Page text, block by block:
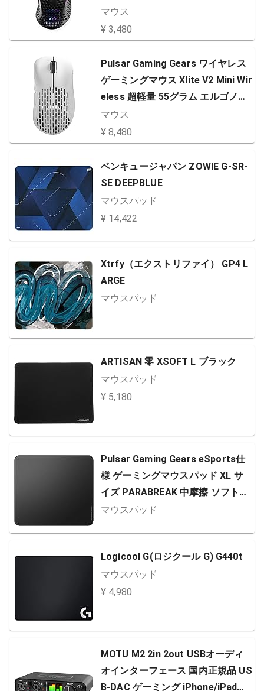
ク) 701056
マウス
¥ 3,480
Pulsar Gaming Gears ワイヤレス
ゲーミングマウス Xlite V2 Mini Wir
eless 超軽量 55グラム エルゴノミ
クス 2.4Ghz 1ms 20000 DPI Optic
al Sensor PAW3370 国内正規品
(White)
マウス
¥ 8,480
ベンキュージャパン ZOWIE G-SR-
SE DEEPBLUE
マウスパッド
¥ 14,422
Xtrfy（エクストリファイ） GP4 L
ARGE
マウスパッド
ARTISAN 零 XSOFT L ブラック
マウスパッド
¥ 5,180
Pulsar Gaming Gears eSports仕
様 ゲーミングマウスパッド XL サ
イズ PARABREAK 中摩擦 ソフトタ
イプ 滑り止め 46cm × 41cm 国内
マウスパッド
Logicool G(ロジクール G) G440t
マウスパッド
¥ 4,980
MOTU M2 2in 2out USBオーディ
オインターフェース 国内正規品 US
B-DAC ゲーミング iPhone/iPad対